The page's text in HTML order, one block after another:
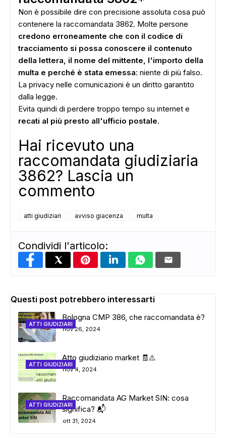
Non è possibile dire con precisione assoluta cosa può
contenere la raccomandata 3862. Molte persone
credono erroneamente che con il codice di
tracciamento si possa conoscere il contenuto
della lettera, il nome del mittente, l'importo della
multa e perché è stata emessa: niente di più falso.
La privacy nelle comunicazioni è un diritto garantito
dalla legge.
Evita quindi di perdere troppo tempo su internet e
recati al più presto all'ufficio postale.
Hai ricevuto una
raccomandata giudiziaria
3862? Lascia un
commento
atti giudiziari avviso giacenza multa
Condividi l'articolo:
Questi post potrebbero interessarti
ATTI GIUDIZIARI
Bologna CMP 386, che raccomandata è?
nov 26, 2024
ATTI GIUDIZIARI
Atto giudiziario market 🧾⚠️
nov 4, 2024
ATTI GIUDIZIARI
Raccomandata AG Market SIN: cosa
significa? 📬
ott 31, 2024